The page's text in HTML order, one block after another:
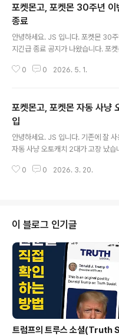
니다.바로 일정 체크하고 예약 완료!
안내 문자가 오고, 매장의 위치도 바
딱 위치가, 주차가 어려운 곳 입니다.
나.. 정말 운이 좋으면 예전 롯데시네
할거 같습니다. 가는 날이 장날비가
몬 프로모 카드를 수령하러 갔습니다.
포켓몬고, 포켓몬 30주년 이
종료
안녕하세요. JS 입니다. 포켓몬 30
지긴급 종료 공지가 나왔습니다. 포
도 전에 종료 이벤트 취소됐어요.스탬
년 파티올리브영 N성수실시간 사람
부터 시작되는 한국의 최대 휴가 기간
는 사람들이 거의 다 참가할 거라는
까?이벤트 기획부터 잘못된 느낌. 다
는데... 불안한 느낌~ 지금이라도 30
드를 더 만들어라!
0 0 2026. 5. 1.
포켓몬고, 포켓몬 자동 사냥
입
안녕하세요. JS 입니다. 기존에 잘
자동 사냥 오토캐치 2대가 고장 났습
그래서 버린..아..ㅠㅠ왜 찾아도 없나
다. 추운 겨울이 다가왔습니다.이렇게
돌아다니기 어려울 듯싶어 포켓 오토
다.자동, 수동 2가지 제품으로 구성
dio24.kr 3개 연결은 오류, 2개 연
품도...2020.06.13 - [JS 이야..
0 0 2026. 3. 20.
이 블로그 인기글
트럼프의 트루스 소셜(Truth